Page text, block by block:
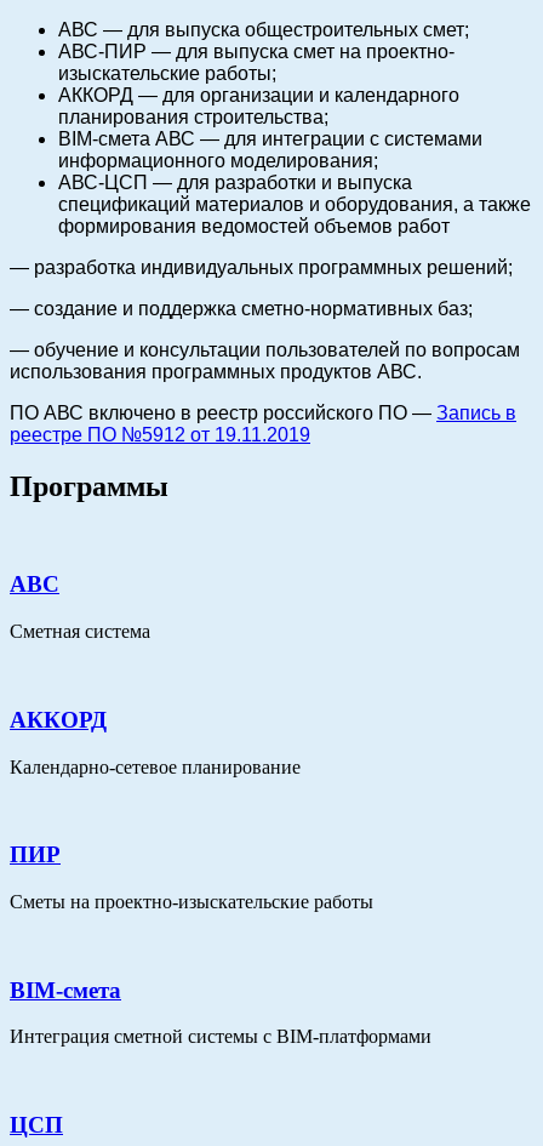
АВС — для выпуска общестроительных смет;
АВС-ПИР — для выпуска смет на проектно-
изыскательские работы;
АККОРД — для организации и календарного
планирования строительства;
BIM-смета АВС — для интеграции с системами
информационного моделирования;
АВС-ЦСП — для разработки и выпуска
спецификаций материалов и оборудования, а также
формирования ведомостей объемов работ
— разработка индивидуальных программных решений;
— создание и поддержка сметно-нормативных баз;
— обучение и консультации пользователей по вопросам
использования программных продуктов АВС.
ПО АВС включено в реестр российского ПО — Запись в
реестре ПО №5912 от 19.11.2019
Программы
АВС
Сметная система
АККОРД
Календарно-сетевое планирование
ПИР
Сметы на проектно-изыскательские работы
BIM-смета
Интеграция сметной системы с BIM-платформами
ЦСП